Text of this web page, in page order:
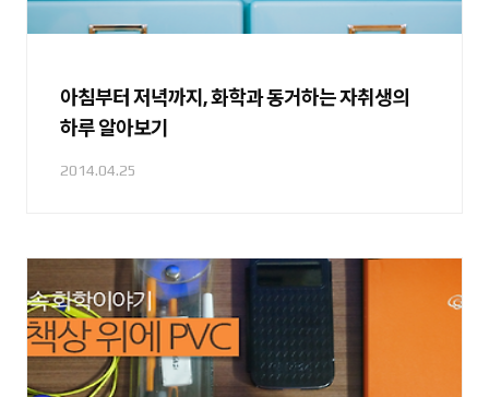
아침부터 저녁까지, 화학과 동거하는 자취생의
하루 알아보기
2014.04.25